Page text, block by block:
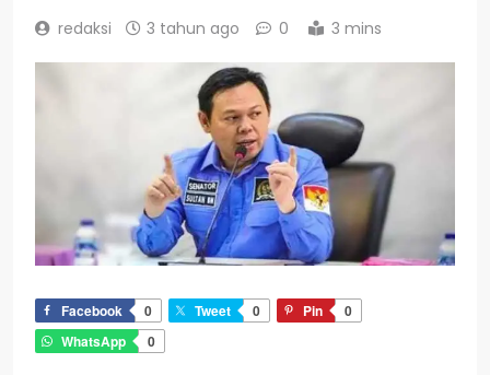
redaksi 3 tahun ago 0 3 mins
Facebook 0 Tweet 0 Pin
0
WhatsApp
0